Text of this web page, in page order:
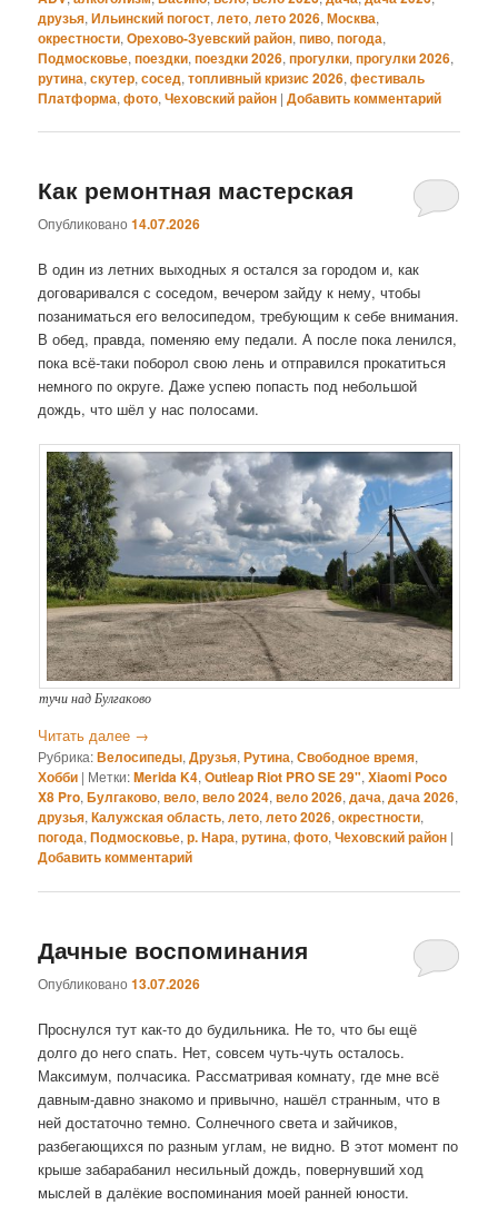
друзья,Ильинский погост,лето,лето 2026,Москва,
окрестности,Орехово-Зуевский район,пиво,погода,
Подмосковье,поездки,поездки 2026,прогулки,прогулки 2026,
рутина,скутер,сосед,топливный кризис 2026,фестиваль
Платформа,фото,Чеховский район |Добавить комментарий
Как ремонтная мастерская
Опубликовано14.07.2026
В один из летних выходных я остался за городом и, как
договаривался с соседом, вечером зайду к нему, чтобы
позаниматься его велосипедом, требующим к себе внимания.
В обед, правда, поменяю ему педали. А после пока ленился,
пока всё-таки поборол свою лень и отправился прокатиться
немного по округе. Даже успею попасть под небольшой
дождь, что шёл у нас полосами.
тучи над Булгаково
Читать далее →
Рубрика:Велосипеды,Друзья,Рутина,Свободное время,
Хобби | Метки:Merida K4,Outleap Riot PRO SE 29",Xiaomi Poco
X8 Pro,Булгаково,вело,вело 2024,вело 2026,дача,дача 2026,
друзья,Калужская область,лето,лето 2026,окрестности,
погода,Подмосковье,р. Нара,рутина,фото,Чеховский район |
Добавить комментарий
Дачные воспоминания
Опубликовано13.07.2026
Проснулся тут как-то до будильника. Не то, что бы ещё
долго до него спать. Нет, совсем чуть-чуть осталось.
Максимум, полчасика. Рассматривая комнату, где мне всё
давным-давно знакомо и привычно, нашёл странным, что в
ней достаточно темно. Солнечного света и зайчиков,
разбегающихся по разным углам, не видно. В этот момент по
крыше забарабанил несильный дождь, повернувший ход
мыслей в далёкие воспоминания моей ранней юности.